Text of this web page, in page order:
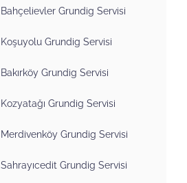
Bahçelievler Grundig Servisi
Koşuyolu Grundig Servisi
Bakırköy Grundig Servisi
Kozyatağı Grundig Servisi
Merdivenköy Grundig Servisi
Sahrayıcedit Grundig Servisi